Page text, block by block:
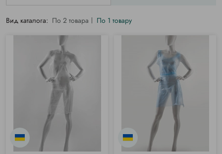
Вид каталога: По 2 товара По 1 товару